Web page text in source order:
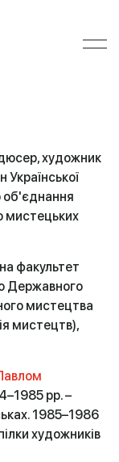
художник
об'єднання
мистецьких
факультет
Державного
мистецтва
мистецтв),
рр. –
1985–1986
художників